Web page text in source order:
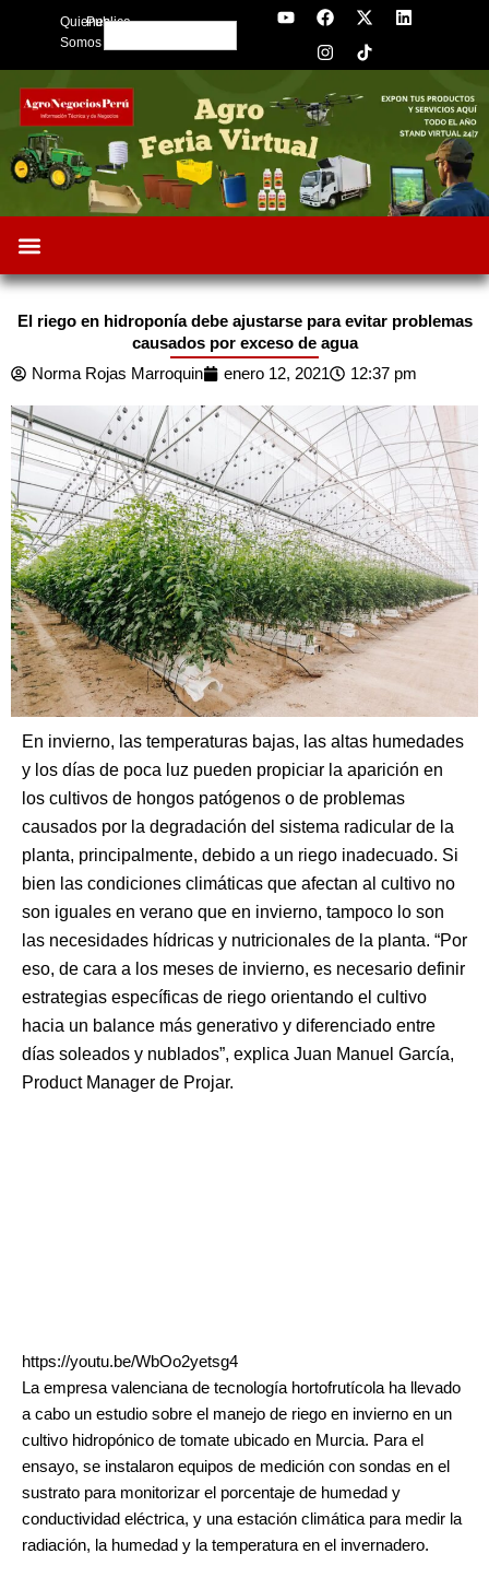
Quienes
Somos
Publica
Search
Y
o
b
e
F
a
c
e
o
o
k
X
-
t
w
t
L
i
d
n
I
n
s
t
g
r
a
El riego en hidroponía debe ajustarse para evitar problemas
causados por exceso de agua
Norma Rojas Marroquin
enero 12, 2021 12:37 pm
En invierno, las temperaturas bajas, las altas humedades
y los días de poca luz pueden propiciar la aparición en
los cultivos de hongos patógenos o de problemas
causados por la degradación del sistema radicular de la
planta, principalmente, debido a un riego inadecuado. Si
bien las condiciones climáticas que afectan al cultivo no
son iguales en verano que en invierno, tampoco lo son
las necesidades hídricas y nutricionales de la planta. “Por
eso, de cara a los meses de invierno, es necesario definir
estrategias específicas de riego orientando el cultivo
hacia un balance más generativo y diferenciado entre
días soleados y nublados”, explica Juan Manuel García,
Product Manager de Projar.
https://youtu.be/WbOo2yetsg4
La empresa valenciana de tecnología hortofrutícola ha llevado
a cabo un estudio sobre el manejo de riego en invierno en un
cultivo hidropónico de tomate ubicado en Murcia. Para el
ensayo, se instalaron equipos de medición con sondas en el
sustrato para monitorizar el porcentaje de humedad y
conductividad eléctrica, y una estación climática para medir la
radiación, la humedad y la temperatura en el invernadero.